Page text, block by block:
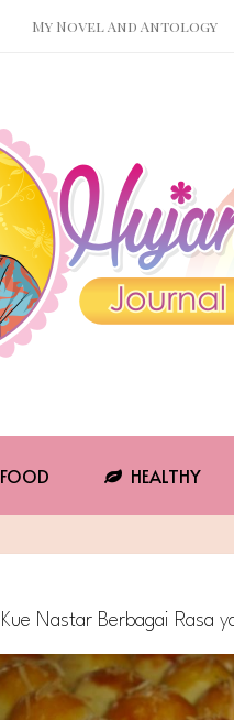
My Novel And Antology
FOOD HEALTHY
Kue Nastar Berbagai Rasa